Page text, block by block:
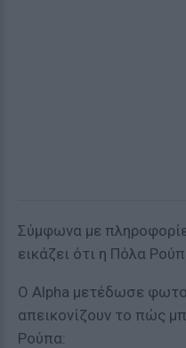
Σύμφωνα με
εικάζει ότι η Πόλα
Ο Αlpha μετέδωσε
απεικονίζουν το πώς
Ρούπα: